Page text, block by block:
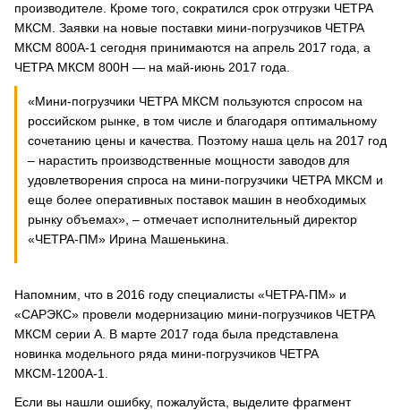
производителе. Кроме того, сократился срок отгрузки ЧЕТРА
МКСМ. Заявки на новые поставки мини-погрузчиков ЧЕТРА
МКСМ 800А-1 сегодня принимаются на апрель 2017 года, а
ЧЕТРА МКСМ 800Н — на май-июнь 2017 года.
«Мини-погрузчики ЧЕТРА МКСМ пользуются спросом на
российском рынке, в том числе и благодаря оптимальному
сочетанию цены и качества. Поэтому наша цель на 2017 год
– нарастить производственные мощности заводов для
удовлетворения спроса на мини-погрузчики ЧЕТРА МКСМ и
еще более оперативных поставок машин в необходимых
рынку объемах», – отмечает исполнительный директор
«ЧЕТРА-ПМ» Ирина Машенькина.
Напомним, что в 2016 году специалисты «ЧЕТРА-ПМ» и
«САРЭКС» провели модернизацию мини-погрузчиков ЧЕТРА
МКСМ серии А. В марте 2017 года была представлена
новинка модельного ряда мини-погрузчиков ЧЕТРА
МКСМ-1200А-1.
Если вы нашли ошибку, пожалуйста, выделите фрагмент